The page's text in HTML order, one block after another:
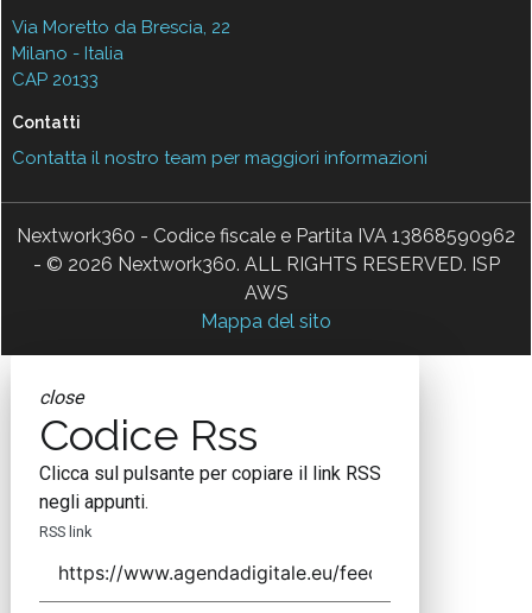
Via Moretto da Brescia, 22
Milano - Italia
CAP 20133
Contatti
Contatta il nostro team per maggiori informazioni
Nextwork360 - Codice fiscale e Partita IVA 13868590962
- © 2026 Nextwork360. ALL RIGHTS RESERVED. ISP
AWS
Mappa del sito
close
Codice Rss
Clicca sul pulsante per copiare il link RSS
negli appunti.
RSS link